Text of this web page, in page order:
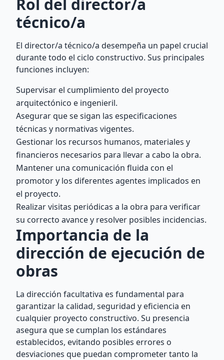
Rol del director/a
técnico/a
El director/a técnico/a desempeña un papel crucial
durante todo el ciclo constructivo. Sus principales
funciones incluyen:
Supervisar el cumplimiento del proyecto
arquitectónico e ingenieril.
Asegurar que se sigan las especificaciones
técnicas y normativas vigentes.
Gestionar los recursos humanos, materiales y
financieros necesarios para llevar a cabo la obra.
Mantener una comunicación fluida con el
promotor y los diferentes agentes implicados en
el proyecto.
Realizar visitas periódicas a la obra para verificar
su correcto avance y resolver posibles incidencias.
Importancia de la
dirección de ejecución de
obras
La dirección facultativa es fundamental para
garantizar la calidad, seguridad y eficiencia en
cualquier proyecto constructivo. Su presencia
asegura que se cumplan los estándares
establecidos, evitando posibles errores o
desviaciones que puedan comprometer tanto la